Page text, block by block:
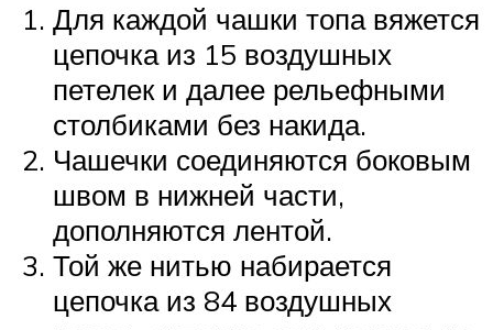
Для каждой чашки топа вяжется
цепочка из 15 воздушных
петелек и далее рельефными
столбиками без накида.
Чашечки соединяются боковым
швом в нижней части,
дополняются лентой.
Той же нитью набирается
цепочка из 84 воздушных